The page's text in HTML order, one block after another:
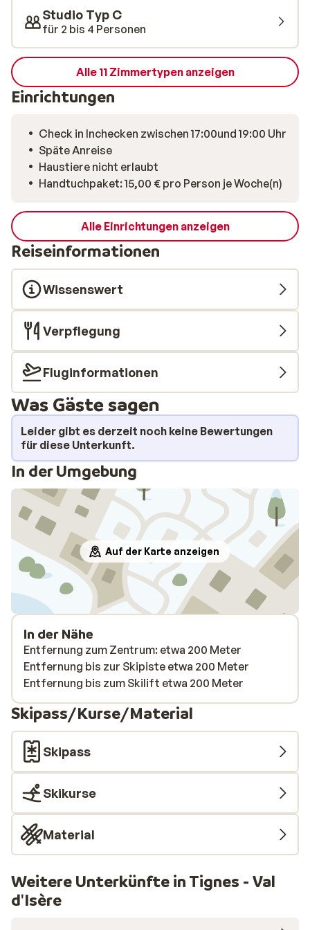
Studio Typ C
für 2 bis 4 Personen
Alle 11 Zimmertypen anzeigen
Einrichtungen
Check in Inchecken zwischen 17:00und 19:00 Uhr
Späte Anreise
Haustiere nicht erlaubt
Handtuchpaket: 15,00 € pro Person je Woche(n)
Alle Einrichtungen anzeigen
Reiseinformationen
Wissenswert
Verpflegung
Fluginformationen
Was Gäste sagen
Leider gibt es derzeit noch keine Bewertungen
für diese Unterkunft.
In der Umgebung
Auf der Karte anzeigen
In der Nähe
Entfernung zum Zentrum: etwa 200 Meter
Entfernung bis zur Skipiste etwa 200 Meter
Entfernung bis zum Skilift etwa 200 Meter
Skipass/Kurse/Material
Skipass
Skikurse
Material
Weitere Unterkünfte in Tignes - Val
d'Isère